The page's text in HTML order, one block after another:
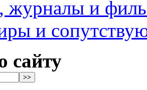
журналы и
и
сайту